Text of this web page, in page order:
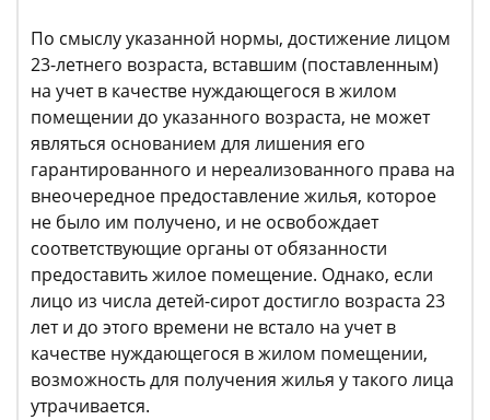
По смыслу указанной нормы, достижение лицом
23-летнего возраста, вставшим (поставленным)
на учет в качестве нуждающегося в жилом
помещении до указанного возраста, не может
являться основанием для лишения его
гарантированного и нереализованного права на
внеочередное предоставление жилья, которое
не было им получено, и не освобождает
соответствующие органы от обязанности
предоставить жилое помещение. Однако, если
лицо из числа детей-сирот достигло возраста 23
лет и до этого времени не встало на учет в
качестве нуждающегося в жилом помещении,
возможность для получения жилья у такого лица
утрачивается.